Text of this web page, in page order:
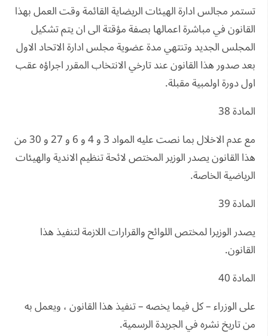
تستمر مجالس ادارة الهيئات الريضاية القائمة وقت العمل بهذا
القانون في مباشرة اعمالها بصفة مؤقتة الى ان يتم تشكيل
المجلس الجديد وتنتهي مدة عضوية مجلس ادارة الاتحاد الاول
بعد صدور هذا القانون عند تارخي الانتخاب المقرر اجراؤه عقب
اول دورة اولمبية مقبلة.
المادة 38
مع عدم الاخلال بما نصت عليه المواد 3 و 4 و 6 و 27 و 30 من
هذا القانون يصدر الوزير المختص لائحة تنظيم الاندية والهيئات
الرياضية الخاصة.
المادة 39
يصدر الوزيرا لمختص اللوائح والقرارات اللازمة لتنفيذ هذا
القانون.
المادة 40
على الوزراء – كل فيما يخصه – تنفيذ هذا القانون ، ويعمل به
من تاريخ نشره في الجريدة الرسمية.